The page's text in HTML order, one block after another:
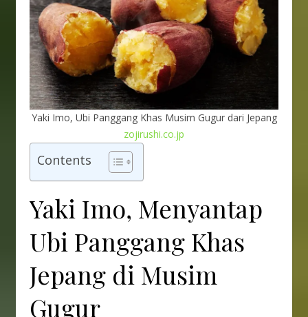
Yaki Imo, Ubi Panggang Khas Musim Gugur dari Jepang
zojirushi.co.jp
Contents
Yaki Imo, Menyantap
Ubi Panggang Khas
Jepang di Musim
Gugur